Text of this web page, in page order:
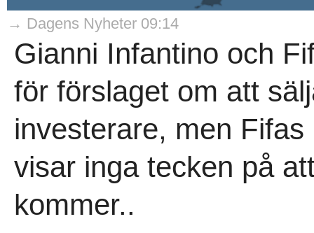
→ Dagens Nyheter 09:14
Gianni Infantino och
för förslaget om att
investerare, men
visar inga tecken på
kommer..